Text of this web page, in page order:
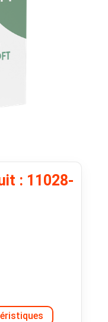
: 11028-